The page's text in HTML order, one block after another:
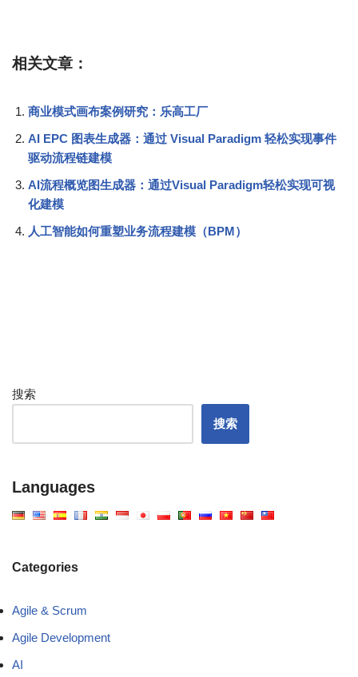
相关文章：
商业模式画布案例研究：乐高工厂
AI EPC 图表生成器：通过 Visual Paradigm 轻松实现事件
驱动流程链建模
AI流程概览图生成器：通过Visual Paradigm轻松实现可视
化建模
人工智能如何重塑业务流程建模（BPM）
搜索
搜索
Languages
Categories
Agile & Scrum
Agile Development
AI